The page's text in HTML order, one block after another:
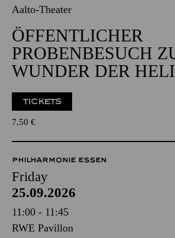
Aalto-Theater
ÖFFENTLICHER
PROBENBESUCH
WUNDER DER
TICKETS
7,50 €
PHILHARMONIE ESSEN
Friday
25.09.2026
11:00 - 11:45
RWE Pavillon